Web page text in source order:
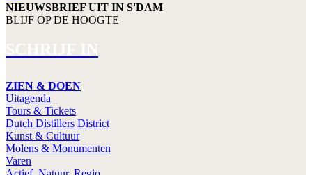
NIEUWSBRIEF UIT IN S'DAM
BLIJF OP DE HOOGTE
SCHRIJF IN
ZIEN & DOEN
Uitagenda
Tours & Tickets
Dutch Distillers District
Kunst & Cultuur
Molens & Monumenten
Varen